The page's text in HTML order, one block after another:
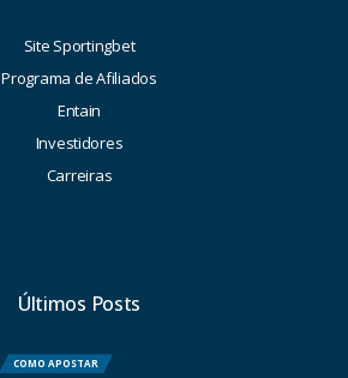
Site Sportingbet
Programa de Afiliados
Entain
Investidores
Carreiras
Últimos Posts
COMO APOSTAR